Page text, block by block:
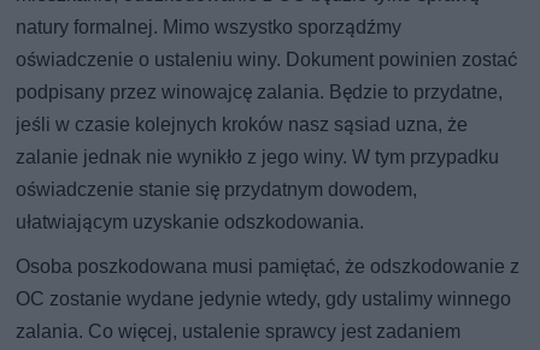
natury formalnej. Mimo wszystko sporządźmy
oświadczenie o ustaleniu winy. Dokument powinien zostać
podpisany przez winowajcę zalania. Będzie to przydatne,
jeśli w czasie kolejnych kroków nasz sąsiad uzna, że
zalanie jednak nie wynikło z jego winy. W tym przypadku
oświadczenie stanie się przydatnym dowodem,
ułatwiającym uzyskanie odszkodowania.
Osoba poszkodowana musi pamiętać, że odszkodowanie z
OC zostanie wydane jedynie wtedy, gdy ustalimy winnego
zalania. Co więcej, ustalenie sprawcy jest zadaniem